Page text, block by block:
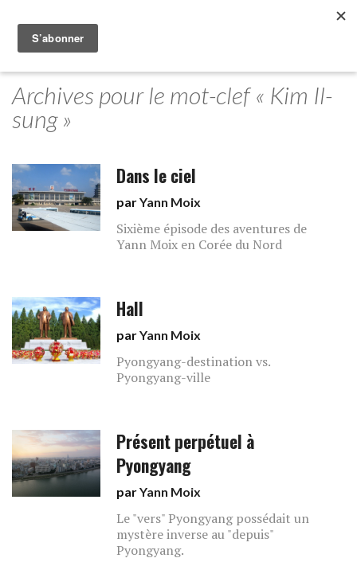
Archives pour le mot-clef « Kim Il-
sung »
Dans le ciel
parYann Moix
Sixième épisode des aventures de
Yann Moix en Corée du Nord
Hall
parYann Moix
Pyongyang-destination vs.
Pyongyang-ville
Présent perpétuel à
Pyongyang
parYann Moix
Le "vers" Pyongyang possédait un
mystère inverse au "depuis"
Pyongyang.